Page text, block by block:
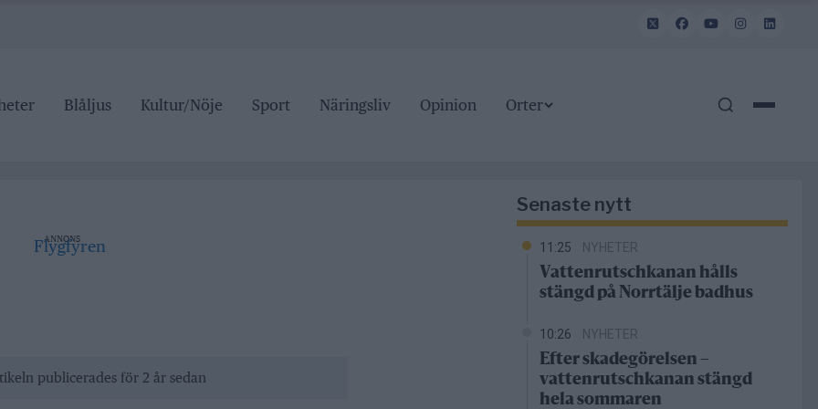
Blåljus Kultur/Nöje Sport Näringsliv Opinion Orter
ANNONS
publicerades för 2 år sedan
Senaste nytt
11:25 NYHETER
Vattenrutschkanan hålls
stängd på Norrtälje badhus
10:26 NYHETER
Efter skadegörelsen –
vattenrutschkanan stängd
hela sommaren